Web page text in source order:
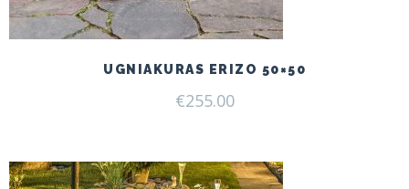
UGNIAKURAS ERIZO 50×50
€255.00